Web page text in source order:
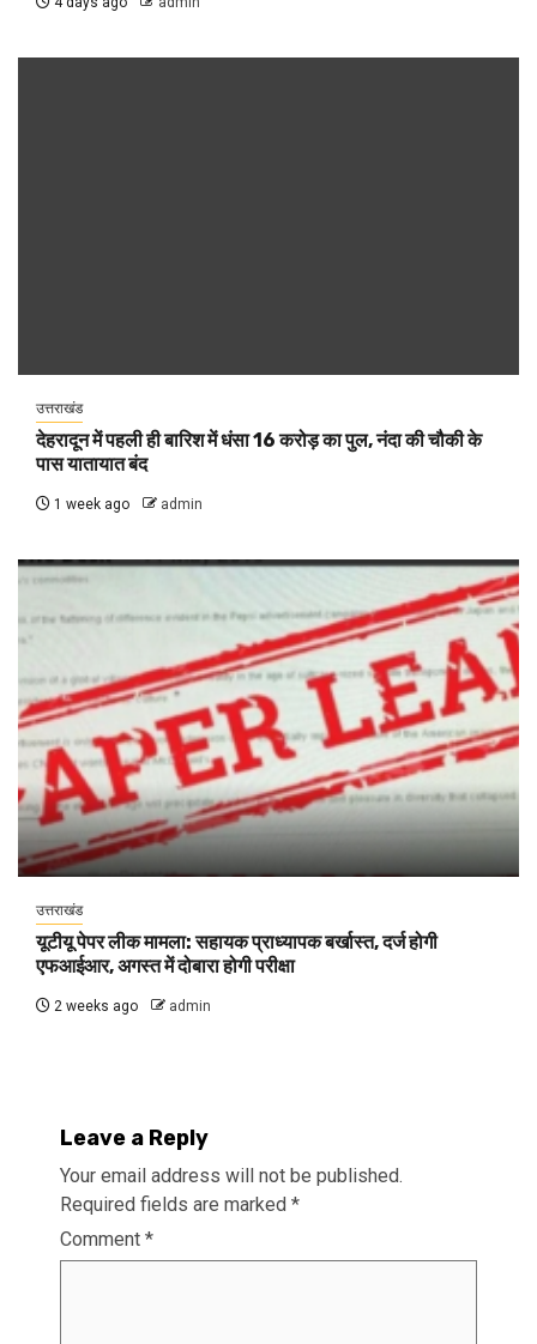
उत्तराखंड
देहरादून में पहली ही बारिश में धंसा 16 करोड़ का पुल, नंदा की चौकी के
पास यातायात बंद
1 week ago admin
उत्तराखंड
यूटीयू पेपर लीक मामला: सहायक प्राध्यापक बर्खास्त, दर्ज होगी
एफआईआर, अगस्त में दोबारा होगी परीक्षा
2 weeks ago admin
Leave a Reply
Your email address will not be published.
Required fields are marked *
Comment *